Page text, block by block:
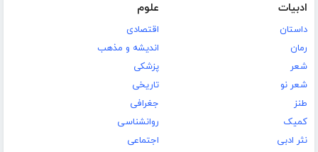
ادبیات
داستان
رمان
شعر
شعر نو
طنز
کمیک
نثر ادبی
علوم
اقتصادی
اندیشه و مذهب
پزشکی
تاریخی
جغرافی
روانشناسی
اجتماعی